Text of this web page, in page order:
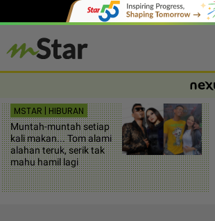
MSTAR | HIBURAN
Muntah-muntah setiap
kali makan... Tom alami
alahan teruk, serik tak
mahu hamil lagi